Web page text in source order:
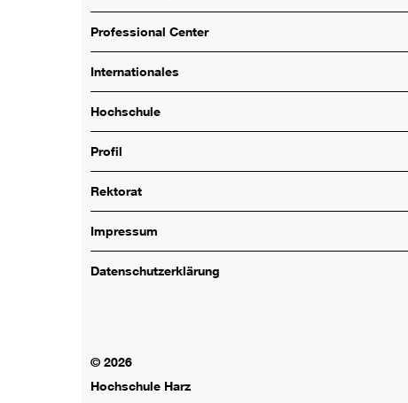
Professional Center
Internationales
Hochschule
Profil
Rektorat
Impressum
Datenschutzerklärung
© 2026
Hochschule Harz